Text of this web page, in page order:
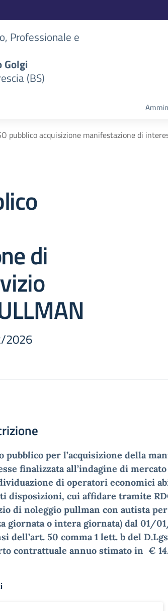
Professionale e
Golgi
(BS)
pubblico acquisizione manifestazione di
di
2026
pubblico per l’acquisizione della
finalizzata all’indagine di
di operatori economici
disposizioni, cui affidare tramite
di noleggio pullman con autista
giornata o intera giornata) dal 01/
dell’art. 50 comma 1 lett. b del
contrattuale annuo stimato in €